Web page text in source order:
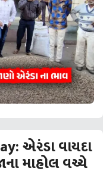
એરંડા વાયદા
માહોલ વચ્ચે